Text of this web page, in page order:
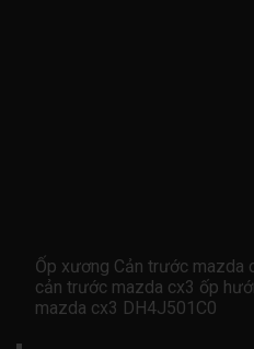
Ốp xương Cản trước
cản trước mazda cx3 ốp
mazda cx3 DH4J501C0